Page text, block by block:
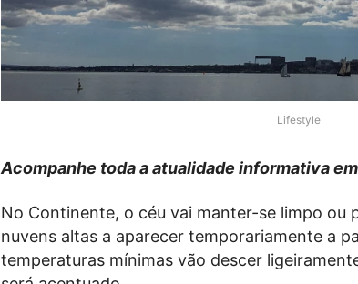
Lifestyle
Acompanhe toda a atualidade informativa em
No Continente, o céu vai manter-se limpo ou
nuvens altas a aparecer temporariamente a
temperaturas mínimas vão descer